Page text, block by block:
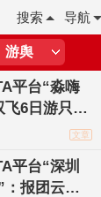
导航
搜索
游舆
平台“淼嗨
6日游只要
文章
平台“深圳
报团云南